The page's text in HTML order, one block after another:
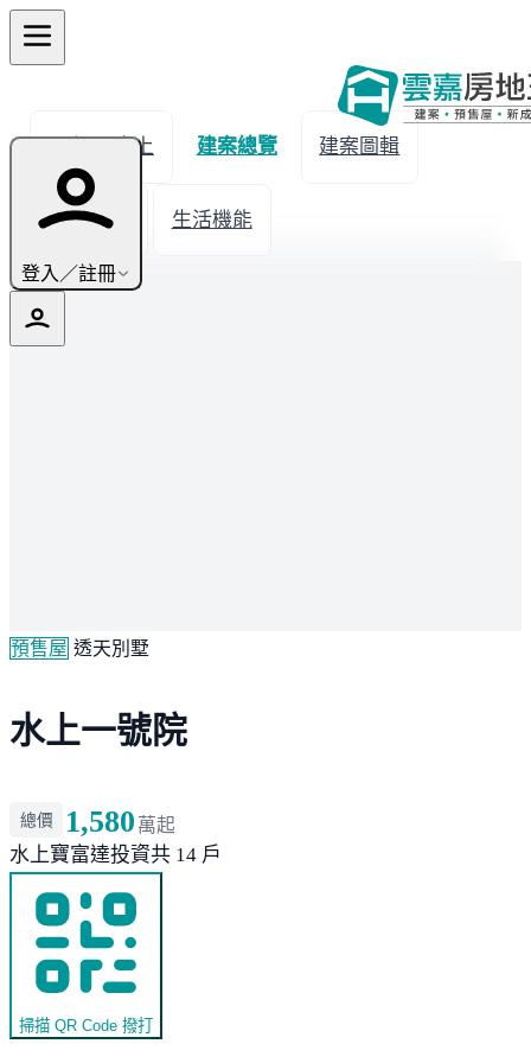
登入／註冊
← 返回水上 建案總覽 建案圖輯
建材設備 生活機能
預售屋 透天別墅
水上一號院
總價 1,580 萬起
水上寶富達投資共 14 戶
掃描 QR Code 撥打